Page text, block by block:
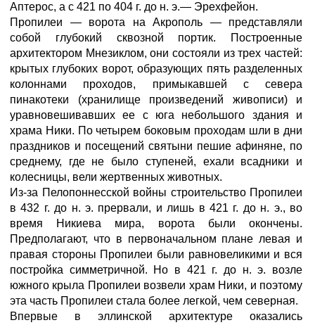
Аптерос, а с 421 по 404 г. до н. э.— Эрехфейон.
Пропилеи — ворота на Акрополь — представляли
собой глубокий сквозной портик. Построенные
архитектором Мнезиклом, они состояли из трех частей:
крытых глубоких ворот, образующих пять разделенных
колоннами проходов, примыкавшей с севера
пинакотеки (хранилище произведений живописи) и
уравновешивавших ее с юга небольшого здания и
храма Ники. По четырем боковым проходам шли в дни
праздников и посещений святыни пешие афиняне, по
среднему, где не было ступеней, ехали всадники и
колесницы, вели жертвенных животных.
Из-за Пелопоннесской войны строительство Пропилеи
в 432 г. до н. э. прервали, и лишь в 421 г. до н. э., во
время Никиева мира, ворота были окончены.
Предполагают, что в первоначальном плане левая и
правая стороны Пропилеи были равновеликими и вся
постройка симметричной. Но в 421 г. до н. э. возле
южного крыла Пропилеи возвели храм Ники, и поэтому
эта часть Пропилеи стала более легкой, чем северная.
Впервые в эллинской архитектуре оказались